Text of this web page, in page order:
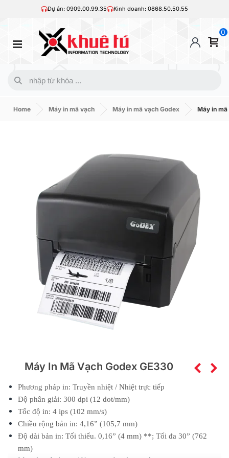
Dự án: 0909.00.99.35 Kinh doanh: 0868.50.50.55
0
Home Máy in mã vạch Máy in mã vạch Godex Máy in
Máy In Mã Vạch Godex GE330
Phương pháp in: Truyền nhiệt / Nhiệt trực tiếp
Độ phân giải: 300 dpi (12 dot/mm)
Tốc độ in: 4 ips (102 mm/s)
Chiều rộng bản in: 4,16” (105,7 mm)
Độ dài bản in: Tối thiểu. 0,16” (4 mm) **; Tối đa 30” (762
mm)